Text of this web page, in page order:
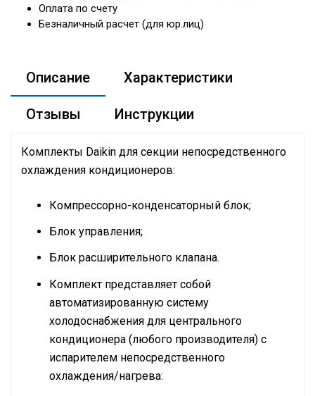
Оплата по счету
Безналичный расчет (для юр.лиц)
Описание Характеристики
Отзывы Инструкции
Комплекты Daikin для секции непосредственного
охлаждения кондиционеров:
Компрессорно-конденсаторный блок;
Блок управления;
Блок расширительного клапана.
Комплект представляет собой
автоматизированную систему
холодоснабжения для центрального
кондиционера (любого производителя) с
испарителем непосредственного
охлаждения/нагрева: